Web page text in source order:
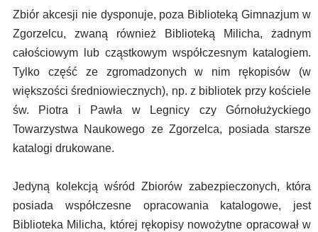
Zbiór akcesji nie dysponuje, poza Biblioteką Gimnazjum w
Zgorzelcu, zwaną również Biblioteką Milicha, żadnym
całościowym lub cząstkowym współczesnym katalogiem.
Tylko część ze zgromadzonych w nim rękopisów (w
większości średniowiecznych), np. z bibliotek przy kościele
św. Piotra i Pawła w Legnicy czy Górnołużyckiego
Towarzystwa Naukowego ze Zgorzelca, posiada starsze
katalogi drukowane.
Jedyną kolekcją wśród Zbiorów zabezpieczonych, która
posiada współczesne opracowania katalogowe, jest
Biblioteka Milicha, której rękopisy nowożytne opracował w